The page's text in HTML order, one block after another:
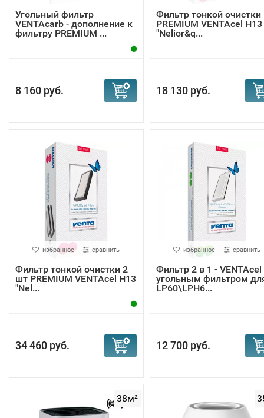
Угольный фильтр
VENTAcarb - дополнение к
фильтру PREMIUM ...
8 160 руб.
Фильтр тонкой очистки
PREMIUM VENTAcel H13
"Nelior&q...
18 130 руб.
избранное сравнить
Фильтр тонкой очистки 2
шт PREMIUM VENTAcel H13
"Nel...
34 460 руб.
избранное сравнить
Фильтр 2 в 1 - VENTAcel
угольным фильтром
LP60\LPH6...
12 700 руб.
38м²